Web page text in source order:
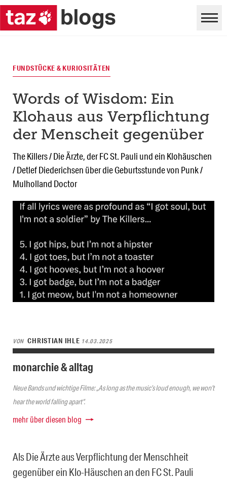
FUNDSTÜCKE & KURIOSITÄTEN
Words of Wisdom: Ein
Klohaus aus Verpflichtung
der Menscheit gegenüber
The Killers / Die Ärzte, der FC St. Pauli und ein Klohäuschen
/ Detlef Diederichsen über die Geburtsstunde von Punk /
Mulholland Doctor
VON CHRISTIAN IHLE 14.03.2025
monarchie & alltag
Neue Bands und wichtige Filme: „As long as the music’s loud enough, we won’t
hear the world falling apart“.
mehr über diesen blog
Als Die Ärzte aus Verpflichtung der Menschheit
gegenüber ein Klo-Häuschen an den FC St. Pauli